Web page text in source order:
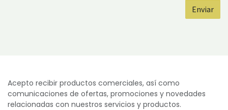
Enviar
Acepto recibir productos comerciales, así como
comunicaciones de ofertas, promociones y novedades
relacionadas con nuestros servicios y productos.